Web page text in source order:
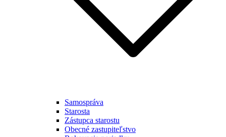
Samospráva
Starosta
Zástupca starostu
Obecné zastupiteľstvo